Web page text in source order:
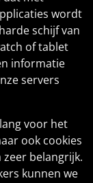
wordt
schijf van
of tablet
informatie
servers
voor het
ook cookies
belangrijk.
kunnen we